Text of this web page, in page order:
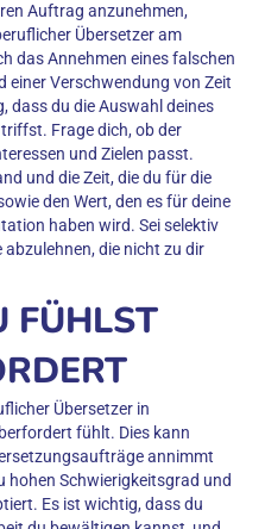
Auftrag anzunehmen,
Übersetzer am
das Annehmen eines falschen
Verschwendung von Zeit
dass du die Auswahl deines
Frage dich, ob der
und Zielen passt.
und die Zeit, die du für die
den Wert, den es für deine
haben wird. Sei selektiv
die nicht zu dir
FÜHLST
Übersetzer in
fühlt. Dies kann
annimmt
hohen Schwierigkeitsgrad und
Es ist wichtig, dass du